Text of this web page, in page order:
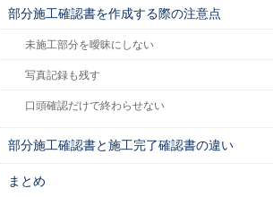
部分施工確認書を作成する際の注意点
未施工部分を曖昧にしない
写真記録も残す
口頭確認だけで終わらせない
部分施工確認書と施工完了確認書の違い
まとめ